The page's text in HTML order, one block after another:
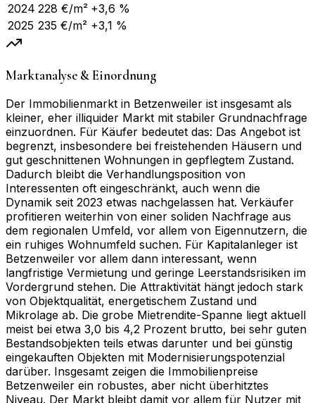
2024 228 €/m² +3,6 %
2025 235 €/m² +3,1 %
Marktanalyse & Einordnung
Der Immobilienmarkt in Betzenweiler ist insgesamt als
kleiner, eher illiquider Markt mit stabiler Grundnachfrage
einzuordnen. Für Käufer bedeutet das: Das Angebot ist
begrenzt, insbesondere bei freistehenden Häusern und
gut geschnittenen Wohnungen in gepflegtem Zustand.
Dadurch bleibt die Verhandlungsposition von
Interessenten oft eingeschränkt, auch wenn die
Dynamik seit 2023 etwas nachgelassen hat. Verkäufer
profitieren weiterhin von einer soliden Nachfrage aus
dem regionalen Umfeld, vor allem von Eigennutzern, die
ein ruhiges Wohnumfeld suchen. Für Kapitalanleger ist
Betzenweiler vor allem dann interessant, wenn
langfristige Vermietung und geringe Leerstandsrisiken im
Vordergrund stehen. Die Attraktivität hängt jedoch stark
von Objektqualität, energetischem Zustand und
Mikrolage ab. Die grobe Mietrendite-Spanne liegt aktuell
meist bei etwa 3,0 bis 4,2 Prozent brutto, bei sehr guten
Bestandsobjekten teils etwas darunter und bei günstig
eingekauften Objekten mit Modernisierungspotenzial
darüber. Insgesamt zeigen die Immobilienpreise
Betzenweiler ein robustes, aber nicht überhitztes
Niveau. Der Markt bleibt damit vor allem für Nutzer mit